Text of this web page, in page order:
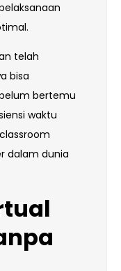
telah
bisa
bertemu
waktu
dalam dunia